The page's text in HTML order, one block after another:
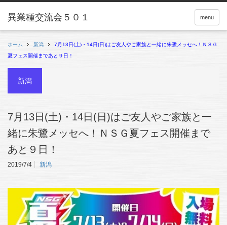
menu
ホーム 新潟
7月13日(土)・14日(日)はご友人やご家族と一緒に朱鷺メッセへ！ＮＳＧ
夏フェス開催まであと９日！
新潟
7月13日(土)・14日(日)はご友人やご家族と一
緒に朱鷺メッセへ！ＮＳＧ夏フェス開催まで
あと９日！
2019/7/4 新潟